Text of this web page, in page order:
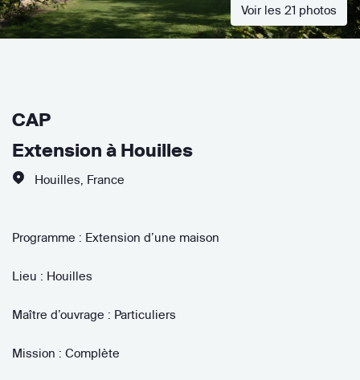
Voir les 21 photos
CAP
Extension à Houilles
Houilles France
Programme : Extension d’une maison
Lieu : Houilles
Maître d’ouvrage : Particuliers
Mission : Complète